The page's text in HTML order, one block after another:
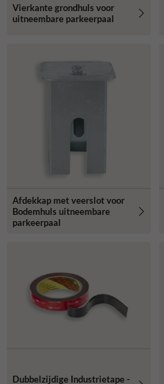
Vierkante grondhuls voor
uitneembare parkeerpaal
Afdekkap met veerslot voor
Bodemhuls uitneembare
parkeerpaal
Dubbelzijdige Industrietape -